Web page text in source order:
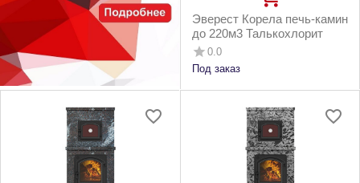
Эверест Корела печь-камин
до 220м3 Талькохлорит
0.0
Под заказ